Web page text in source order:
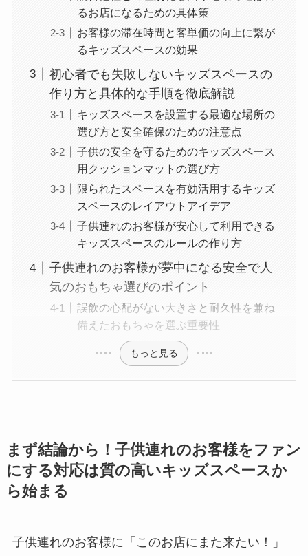
るお店になるための具体策
お客様の滞在時間と客単価の向上に繋が
るキッズスペースの効果
初心者でも失敗しないキッズスペースの
作り方と具体的な手順を徹底解説
キッズスペースを設置する最適な場所の
選び方と安全確保のための注意点
子供の安全を守るためのキッズスペース
用クッションマットの選び方
限られたスペースを有効活用するキッズ
スペースのレイアウトアイデア
子供連れのお客様が安心して利用できる
キッズスペースのルールの作り方
子供連れのお客様が夢中になる安全で人
気のおもちゃ選びのポイント
誤飲の心配がない大きさと耐久性を兼ね
備えたおもちゃを選ぶ重要性
もっと見る
まず結論から！子供連れのお客様をファン
にする対応は質の高いキッズスペースか
ら始まる
子供連れのお客様に「このお店にまた来たい！」